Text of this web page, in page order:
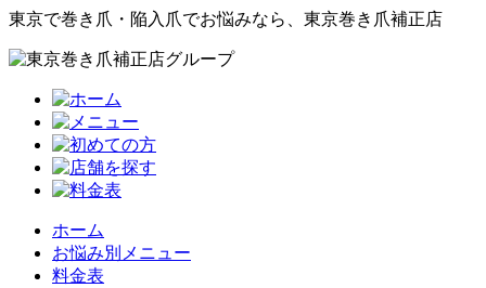
東京で巻き爪・陥入爪でお悩みなら、東京巻き爪補正店
ホーム
お悩み別メニュー
料金表